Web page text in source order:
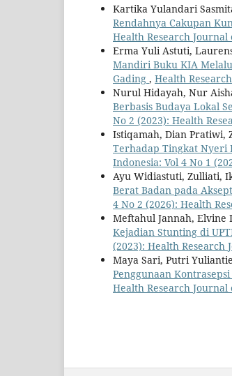
Kartika Yulandari
Rendahnya Cakupan
Health Research
Erma Yuli Astuti,
Mandiri Buku KIA
Gading , Health
Nurul Hidayah, Nur
Berbasis Budaya Lokal
No 2 (2023): Health
Istiqamah, Dian Pratiwi,
Terhadap Tingkat Nyeri
Indonesia: Vol 4 No 1
Ayu Widiastuti, Zulliati,
Berat Badan pada
4 No 2 (2026): Health
Meftahul Jannah,
Kejadian Stunting di
(2023): Health Research
Maya Sari, Putri
Penggunaan
Health Research Journal